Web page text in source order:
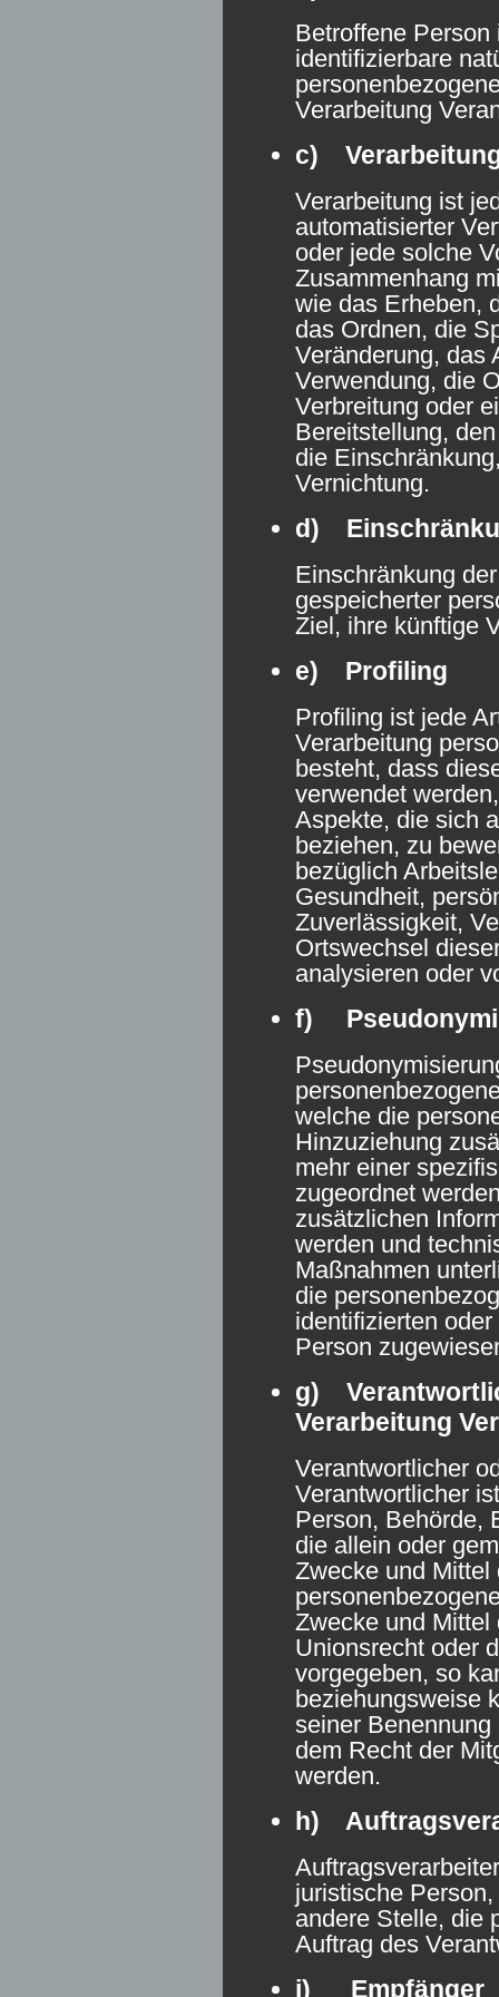
Betroffene
identifizierbare
Verarbeitung
c)
Verarbeitung ist
automatisierter
oder jede solche
Zusammenhang
wie das Erheben,
das Ordnen, die
Veränderung, das
Verwendung, die
Verbreitung oder
Bereitstellung,
die
Vernichtung.
d)
Einschränkung
gespeicherter
Ziel, ihre künftige
e) Profiling
Profiling ist jede
Verarbeitung
besteht, dass
verwendet
Aspekte, die sich
beziehen, zu
bezüglich
Gesundheit,
Zuverlässigkeit,
Ortswechsel
analysieren oder
f)
welche die
Hinzuziehung
mehr einer
zugeordnet
zusätzlichen
werden und
Maßnahmen
die
identifizierten
Person
g)
Verarbeitung
Verantwortlicher
Verantwortlicher
Person, Behörde,
die allein oder
Zwecke und Mittel
Zwecke und Mittel
Unionsrecht oder
vorgegeben, so
beziehungsweise
seiner
dem Recht der
werden.
h)
juristische
andere Stelle, die
Auftrag des
i) Empfänger